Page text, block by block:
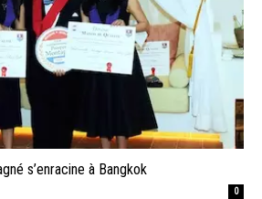
s’enracine à Bangkok
0